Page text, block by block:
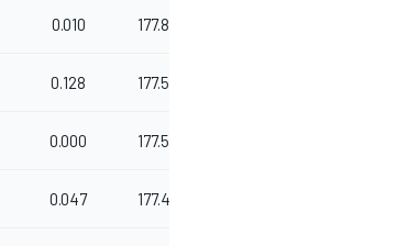
0.010 177.844
0.128 177.591
0.000 177.591
0.047 177.498